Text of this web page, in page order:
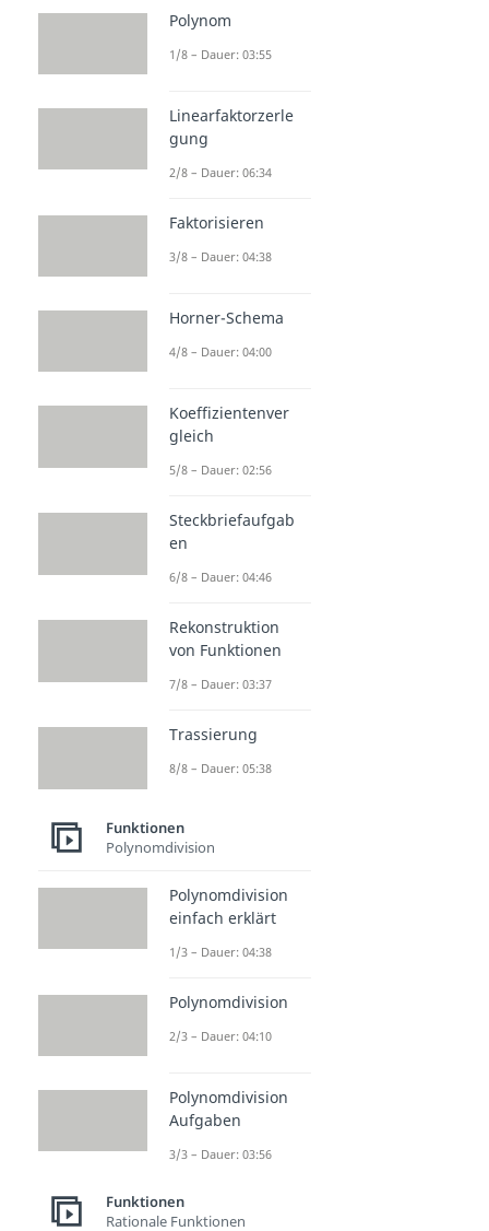
Polynom
1/8 – Dauer: 03:55
Linearfaktorzerle
gung
2/8 – Dauer: 06:34
Faktorisieren
3/8 – Dauer: 04:38
Horner-Schema
4/8 – Dauer: 04:00
Koeffizientenver
gleich
5/8 – Dauer: 02:56
Steckbriefaufgab
en
6/8 – Dauer: 04:46
Rekonstruktion
von Funktionen
7/8 – Dauer: 03:37
Trassierung
8/8 – Dauer: 05:38
Funktionen
Polynomdivision
Polynomdivision
einfach erklärt
1/3 – Dauer: 04:38
Polynomdivision
2/3 – Dauer: 04:10
Polynomdivision
Aufgaben
3/3 – Dauer: 03:56
Funktionen
Rationale Funktionen